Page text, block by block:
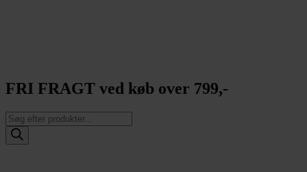
FRI FRAGT ved køb over 799,-
Products
search